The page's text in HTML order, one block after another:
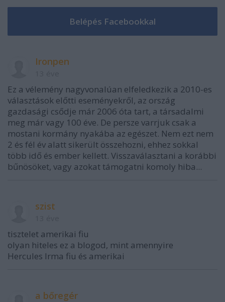
Ironpen
Ez a vélemény nagyvonalúan elfeledkezik a 2010-es
választások előtti eseményekről, az ország
gazdasági csődje már 2006 óta tart, a társadalmi
meg már vagy 100 éve. De persze varrjuk csak a
mostani kormány nyakába az egészet. Nem ezt nem
2 és fél év alatt sikerült összehozni, ehhez sokkal
több idő és ember kellett. Visszaválasztani a korábbi
bűnösöket, vagy azokat támogatni komoly hiba...
szist
tisztelet amerikai fiu
olyan hiteles ez a blogod, mint amennyire
Hercules Irma fiu és amerikai
a bőregér